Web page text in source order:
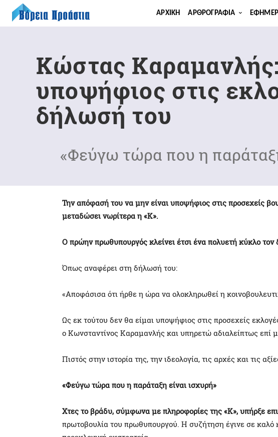
ΑΡΧΙΚΉ ΑΡΘΡΟΓΡΑΦΊΑ
Κώστας
υποψήφιος στις
δήλωσή του
«Φεύγω τώρα που η
Την απόφασή του να μην είναι υποψήφιος στις προσεχείς
μεταδώσει νωρίτερα η «Κ».
Ο πρώην πρωθυπουργός κλείνει έτσι ένα πολυετή κύκλο τον
Όπως αναφέρει στη δήλωσή του:
«Αποφάσισα ότι ήρθε η ώρα να ολοκληρωθεί η
Ως εκ τούτου δεν θα είμαι υποψήφιος στις προσεχείς
ο Κωνσταντίνος Καραμανλής και υπηρετώ αδιαλείπτως επί
Πιστός στην ιστορία της, την ιδεολογία, τις αρχές και τις
«Φεύγω τώρα που η παράταξη είναι ισχυρή»
Χτες το βράδυ, σύμφωνα με πληροφορίες της «Κ», υπήρξε
πρωτοβουλία του πρωθυπουργού. Η συζήτηση έγινε σε